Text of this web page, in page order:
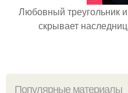
Любовный треугольник
скрывает
Популярные материалы